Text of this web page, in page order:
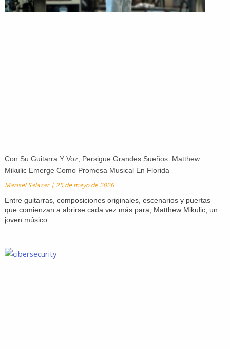
Con Su Guitarra Y Voz, Persigue Grandes Sueños: Matthew
Mikulic Emerge Como Promesa Musical En Florida
Marisel Salazar 25 de mayo de 2026
Entre guitarras, composiciones originales, escenarios y puertas
que comienzan a abrirse cada vez más para, Matthew Mikulic, un
joven músico